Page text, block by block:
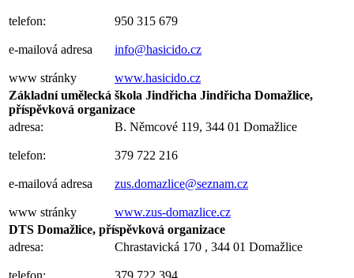
telefon:
e-mailová adresa
www stránky
950 315 679
info@hasicido.cz
www.hasicido.cz
Základní umělecká škola Jindřicha Jindřicha Domažlice,
příspěvková organizace
adresa:
telefon:
e-mailová adresa
www stránky
B. Němcové 119, 344 01 Domažlice
379 722 216
zus.domazlice@seznam.cz
www.zus-domazlice.cz
DTS Domažlice, příspěvková organizace
adresa:
telefon:
Chrastavická 170 , 344 01 Domažlice
379 722 394